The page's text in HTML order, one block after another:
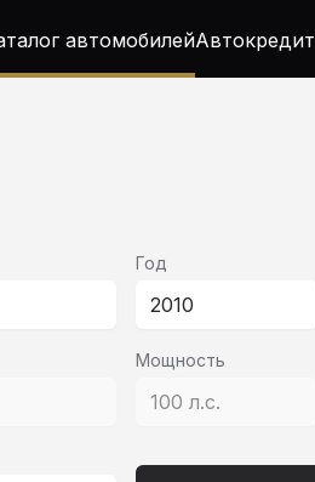
автомобилейАвтокредит
Год
2010
Мощность
100 л.с.